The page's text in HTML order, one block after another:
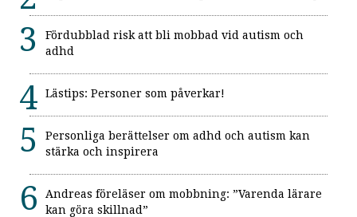
Fördubblad risk att bli mobbad vid autism och
adhd
Lästips: Personer som påverkar!
Personliga berättelser om adhd och autism kan
stärka och inspirera
Andreas föreläser om mobbning: ”Varenda lärare
kan göra skillnad”